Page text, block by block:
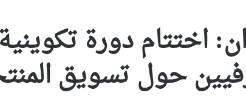
اختتام دورة
حول تسويق